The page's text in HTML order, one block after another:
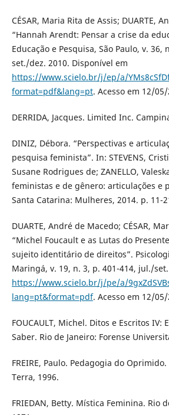
CÉSAR, Maria Rita de Assis; DUARTE,
“Hannah Arendt: Pensar a crise da
Educação e Pesquisa, São Paulo, v. 36,
set./dez. 2010. Disponível em
https://www.scielo.br/j/ep/a/
format=pdf&lang=pt. Acesso em 12/
DERRIDA, Jacques. Limited Inc.
DINIZ, Débora. “Perspectivas e
pesquisa feminista”. In: STEVENS,
Susane Rodrigues de; ZANELLO,
feministas e de gênero: articulações e
Santa Catarina: Mulheres, 2014. p. 11-
DUARTE, André de Macedo; CÉSAR,
“Michel Foucault e as Lutas do
sujeito identitário de direitos”.
Maringá, v. 19, n. 3, p. 401-414, jul./
https://www.scielo.br/j/pe/a/
lang=pt&format=pdf. Acesso em 12/
FOUCAULT, Michel. Ditos e Escritos IV:
Saber. Rio de Janeiro: Forense
FREIRE, Paulo. Pedagogia do Oprimido.
Terra, 1996.
FRIEDAN, Betty. Mística Feminina. Rio